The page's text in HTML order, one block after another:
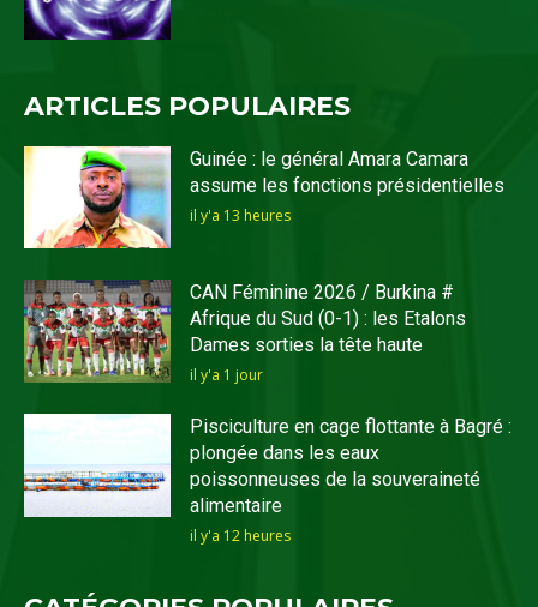
ARTICLES POPULAIRES
Guinée : le général Amara Camara
assume les fonctions présidentielles
il y'a 13 heures
CAN Féminine 2026 / Burkina #
Afrique du Sud (0-1) : les Etalons
Dames sorties la tête haute
il y'a 1 jour
Pisciculture en cage flottante à Bagré :
plongée dans les eaux
poissonneuses de la souveraineté
alimentaire
il y'a 12 heures